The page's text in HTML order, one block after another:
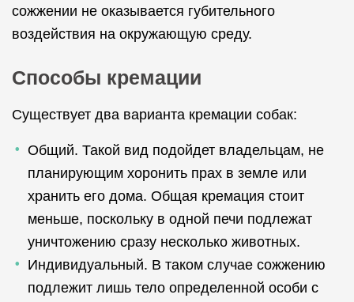
сожжении не оказывается губительного
воздействия на окружающую среду.
Способы кремации
Существует два варианта кремации собак:
Общий. Такой вид подойдет владельцам, не
планирующим хоронить прах в земле или
хранить его дома. Общая кремация стоит
меньше, поскольку в одной печи подлежат
уничтожению сразу несколько животных.
Индивидуальный. В таком случае сожжению
подлежит лишь тело определенной особи с